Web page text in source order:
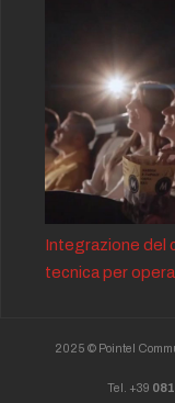
Integrazione del
tecnica per
2025 © Pointel
Tel. +39